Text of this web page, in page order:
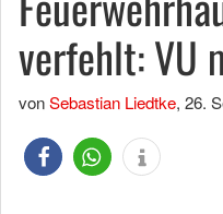
verfehlt: VU
vonSebastian Liedtke, 26.